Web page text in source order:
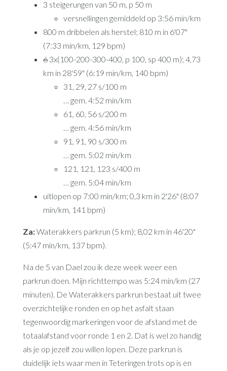
3 steigerungen van 50 m, p 50 m
versnellingen gemiddeld op 3:56 min/km
800 m dribbelen als herstel; 810 m in 6'07"
(7:33 min/km, 129 bpm)
63x(100-200-300-400, p 100, sp 400 m); 4,73
km in 28'59" (6:19 min/km, 140 bpm)
31, 29, 27 s/100 m
… gem. 4:52 min/km
61, 60, 56 s/200 m
… gem. 4:56 min/km
91, 91, 90 s/300 m
… gem. 5:02 min/km
121, 121, 123 s/400 m
… gem. 5:04 min/km
uitlopen op 7:00 min/km; 0,3 km in 2'26" (8:07
min/km, 141 bpm)
Za:Waterakkers parkrun (5 km); 8,02 km in 46'20"
(5:47 min/km, 137 bpm).
Na de 5 van Dael zou ik deze week weer een
parkrun doen. Mijn richttempo was 5:24 min/km (27
minuten). De Waterakkers parkrun bestaat uit twee
overzichtelijke ronden en op het asfalt staan
tegenwoordig markeringen voor de afstand met de
totaalafstand voor ronde 1 en 2. Dat is wel zo handig
als je op jezelf zou willen lopen. Deze parkrun is
duidelijk iets waar men in Teteringen trots op is en